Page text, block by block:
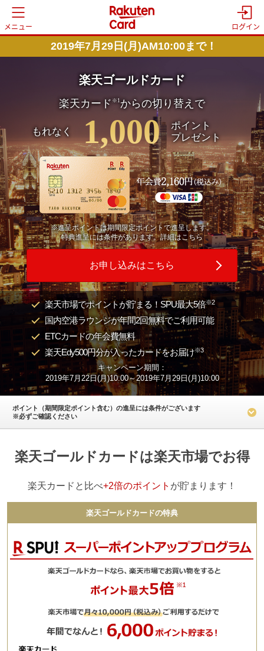
メニュー ログイン
2019年7月29日(月)AM10:00まで！
楽天ゴールドカード
楽天カード※1 からの切り替えで
もれなく 1,000
ポイント
プレゼント
※進呈ポイントは期間限定ポイントで進呈します。
特典進呈には条件があります。詳細はこちら
お申し込みはこちら
楽天市場でポイントが貯まる！SPU最大5倍※2
国内空港ラウンジが年間2回無料でご利用可能
ETCカードの年会費無料
楽天Edy500円分が入ったカードをお届け※3
キャンペーン期間：
2019年7月22日(月)10:00～2019年7月29日(月)10:00
ポイント（期間限定ポイント含む）の進呈には条件がございます
※必ずご確認ください
楽天ゴールドカードは楽天市場でお得
楽天カードと比べ+2倍のポイント が貯まります！
楽天ゴールドカードの特典